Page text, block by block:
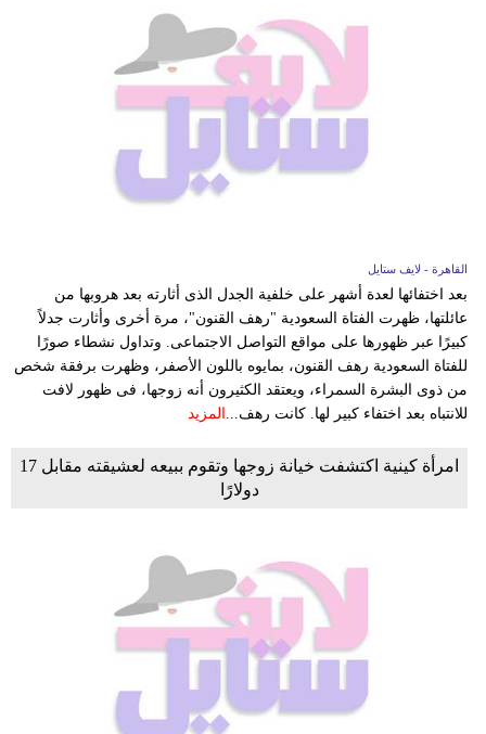
القاهرة - لايف ستايل
بعد اختفائها لعدة أشهر على خلفية الجدل الذى أثارته بعد هروبها من
عائلتها، ظهرت الفتاة السعودية "رهف القنون"، مرة أخرى وأثارت جدلاً
كبيرًا عبر ظهورها على مواقع التواصل الاجتماعى. وتداول نشطاء صورًا
للفتاة السعودية رهف القنون، بمايوه باللون الأصفر، وظهرت برفقة شخص
من ذوى البشرة السمراء، ويعتقد الكثيرون أنه زوجها، فى ظهور لافت
للانتباه بعد اختفاء كبير لها. كانت رهف... المزيد
امرأة كينية اكتشفت خيانة زوجها وتقوم ببيعه لعشيقته مقابل 17
دولارًا